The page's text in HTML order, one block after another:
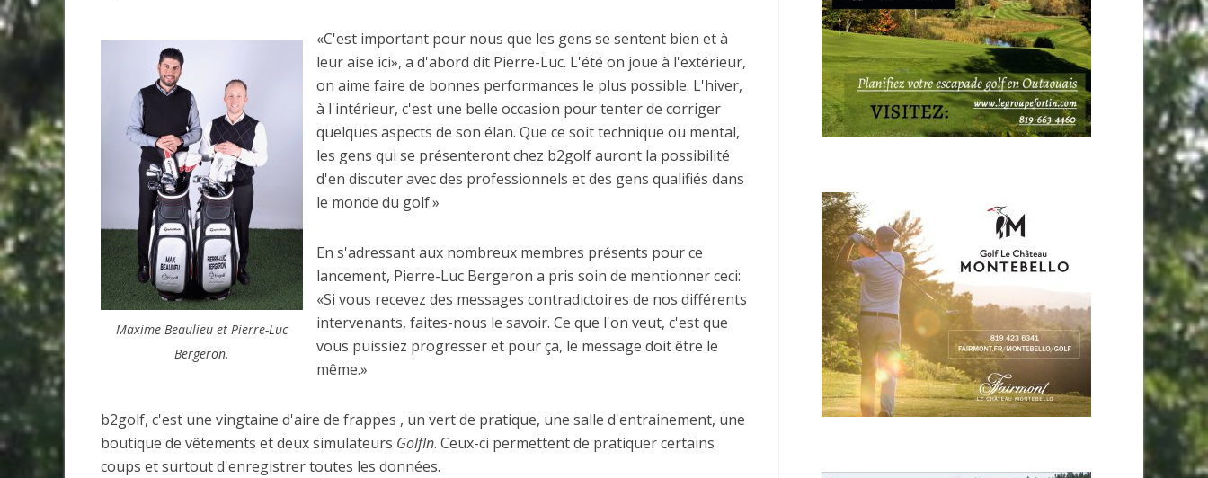
Maxime Beaulieu et Pierre-Luc
Bergeron.
«C'est important pour nous que les gens se sentent bien et à
leur aise ici», a d'abord dit Pierre-Luc. L'été on joue à l'extérieur,
on aime faire de bonnes performances le plus possible. L'hiver,
à l'intérieur, c'est une belle occasion pour tenter de corriger
quelques aspects de son élan. Que ce soit technique ou mental,
les gens qui se présenteront chez b2golf auront la possibilité
d'en discuter avec des professionnels et des gens qualifiés dans
le monde du golf.»
En s'adressant aux nombreux membres présents pour ce
lancement, Pierre-Luc Bergeron a pris soin de mentionner ceci:
«Si vous recevez des messages contradictoires de nos différents
intervenants, faites-nous le savoir. Ce que l'on veut, c'est que
vous puissiez progresser et pour ça, le message doit être le
même.»
b2golf, c'est une vingtaine d'aire de frappes , un vert de pratique, une salle d'entrainement, une
boutique de vêtements et deux simulateurs GolfIn. Ceux-ci permettent de pratiquer certains
coups et surtout d'enregistrer toutes les données.